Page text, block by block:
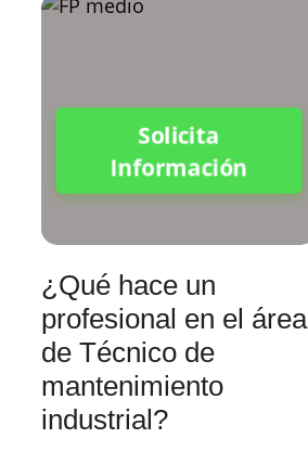
Solicita
Información
¿Qué hace un
profesional en el área
de Técnico de
mantenimiento
industrial?